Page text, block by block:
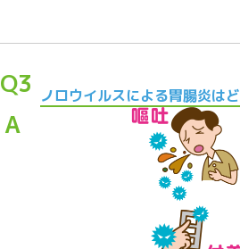
Q3 ノロウイルスによる胃腸炎は